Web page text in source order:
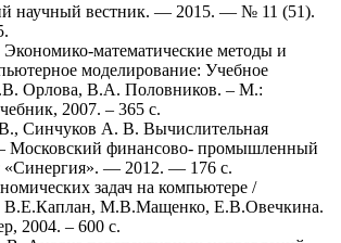
научный вестник. — 2015. — № 11 (51).
математические методы и
моделирование: Учебное
Орлова, В.А. Половников. – М.:
2007. – 365 с.
Синчуков А. В. Вычислительная
Московский финансово- промышленный
«Синергия». — 2012. — 176 с.
задач на компьютере /
В.Е.Каплан, М.В.Мащенко, Е.В.Овечкина.
2004. – 600 с.